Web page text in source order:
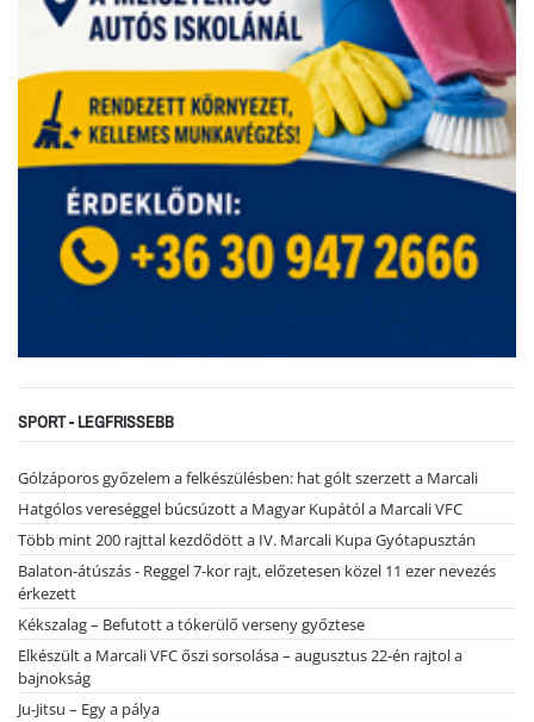
SPORT - LEGFRISSEBB
Gólzáporos győzelem a felkészülésben: hat gólt szerzett a Marcali
Hatgólos vereséggel búcsúzott a Magyar Kupától a Marcali VFC
Több mint 200 rajttal kezdődött a IV. Marcali Kupa Gyótapusztán
Balaton-átúszás - Reggel 7-kor rajt, előzetesen közel 11 ezer nevezés
érkezett
Kékszalag – Befutott a tókerülő verseny győztese
Elkészült a Marcali VFC őszi sorsolása – augusztus 22-én rajtol a
bajnokság
Ju-Jitsu – Egy a pálya